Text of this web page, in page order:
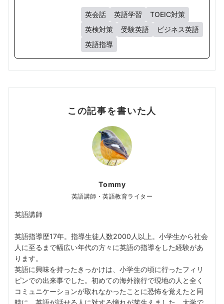
英会話 英語学習
TOEIC対策
英検対策
受験英語
ビジネス英語
英語指導
この記事を書いた人
Tommy
英語講師・英語教育ライター
英語講師
英語指導歴17年。指導生徒人数2000人以上。小学生から社会
人に至るまで幅広い年代の方々に英語の指導をした経験があ
ります。
英語に興味を持ったきっかけは、小学生の頃に行ったフィリ
ピンでの出来事でした。初めての海外旅行で現地の人と全く
コミュニケーションが取れなかったことに恐怖を覚えたと同